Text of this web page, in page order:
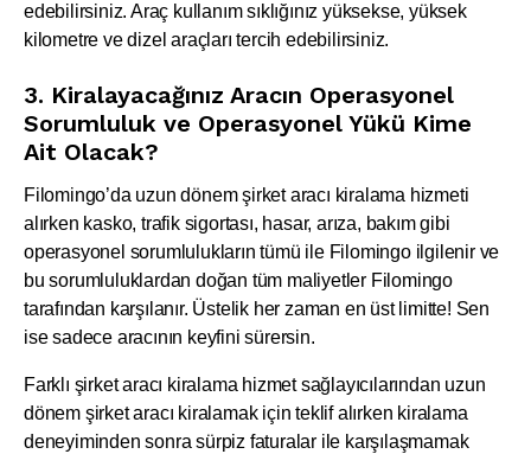
edebilirsiniz. Araç kullanım sıklığınız yüksekse, yüksek
kilometre ve dizel araçları tercih edebilirsiniz.
3. Kiralayacağınız Aracın Operasyonel
Sorumluluk ve Operasyonel Yükü Kime
Ait Olacak?
Filomingo’da uzun dönem şirket aracı kiralama hizmeti
alırken kasko, trafik sigortası, hasar, arıza, bakım gibi
operasyonel sorumlulukların tümü ile Filomingo ilgilenir ve
bu sorumluluklardan doğan tüm maliyetler Filomingo
tarafından karşılanır. Üstelik her zaman en üst limitte! Sen
ise sadece aracının keyfini sürersin.
Farklı şirket aracı kiralama hizmet sağlayıcılarından uzun
dönem şirket aracı kiralamak için teklif alırken kiralama
deneyiminden sonra sürpiz faturalar ile karşılaşmamak